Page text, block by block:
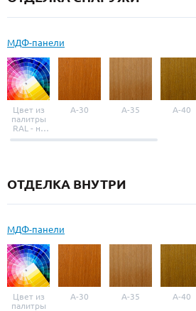
МДФ-панели
Цвет из
палитры
RAL - на
выбор
A-30 A-35 A-40
ОТДЕЛКА ВНУТРИ
МДФ-панели
Цвет из
палитры
A-30 A-35 A-40